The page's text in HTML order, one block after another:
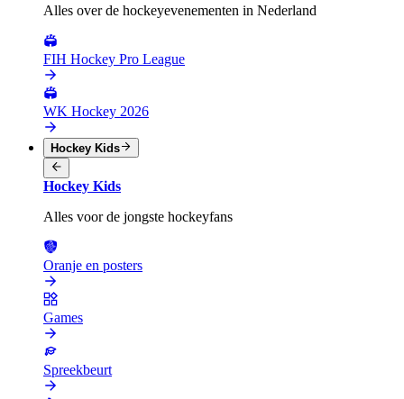
Alles over de hockeyevenementen in Nederland
FIH Hockey Pro League
WK Hockey 2026
Hockey Kids
Hockey Kids
Alles voor de jongste hockeyfans
Oranje en posters
Games
Spreekbeurt